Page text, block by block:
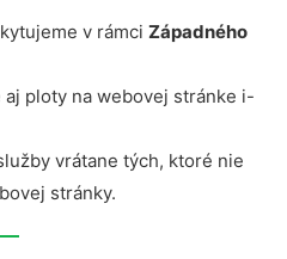
v rámci Západného
ploty na webovej stránke i-
vrátane tých, ktoré nie
stránky.